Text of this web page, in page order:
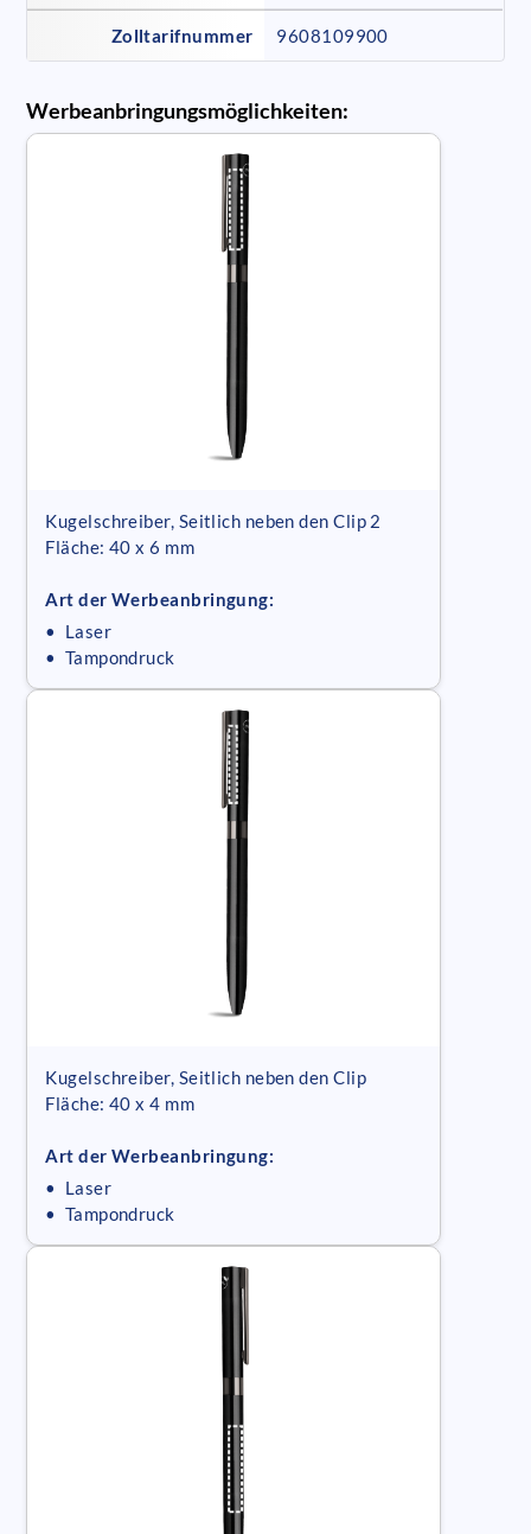
Zolltarifnummer 9608109900
Werbeanbringungsmöglichkeiten:
Kugelschreiber, Seitlich neben den Clip 2
Fläche: 40 x 6 mm
Art der Werbeanbringung:
• Laser
• Tampondruck
Kugelschreiber, Seitlich neben den Clip
Fläche: 40 x 4 mm
Art der Werbeanbringung:
• Laser
• Tampondruck